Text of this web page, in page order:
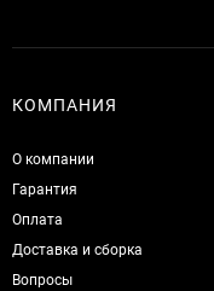
КОМПАНИЯ
О компании
Гарантия
Оплата
Доставка и сборка
Вопросы